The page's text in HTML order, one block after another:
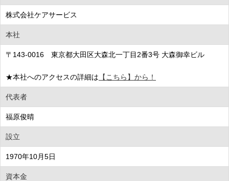
株式会社ケアサービス
本社
〒143-0016 東京都大田区大森北一丁目2番3号 大森御幸ビル
★本社へのアクセスの詳細は 【こちら】から！
代表者
福原俊晴
設立
1970年10月5日
資本金